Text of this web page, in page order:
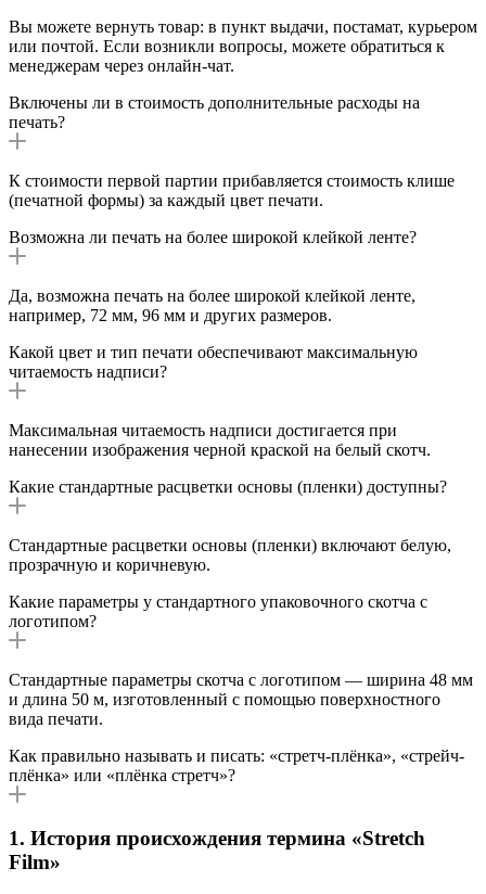
Вы можете вернуть товар: в пункт выдачи, постамат, курьером
или почтой. Если возникли вопросы, можете обратиться к
менеджерам через онлайн-чат.
Включены ли в стоимость дополнительные расходы на
печать?
К стоимости первой партии прибавляется стоимость клише
(печатной формы) за каждый цвет печати.
Возможна ли печать на более широкой клейкой ленте?
Да, возможна печать на более широкой клейкой ленте,
например, 72 мм, 96 мм и других размеров.
Какой цвет и тип печати обеспечивают максимальную
читаемость надписи?
Максимальная читаемость надписи достигается при
нанесении изображения черной краской на белый скотч.
Какие стандартные расцветки основы (пленки) доступны?
Стандартные расцветки основы (пленки) включают белую,
прозрачную и коричневую.
Какие параметры у стандартного упаковочного скотча с
логотипом?
Стандартные параметры скотча с логотипом — ширина 48 мм
и длина 50 м, изготовленный с помощью поверхностного
вида печати.
Как правильно называть и писать: «стретч-плёнка», «стрейч-
плёнка» или «плёнка стретч»?
1. История происхождения термина «Stretch
Film»